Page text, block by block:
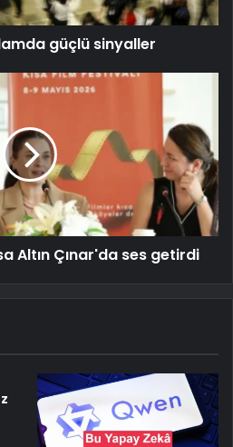
güçlü sinyaller
Altın Çınar'da ses getirdi